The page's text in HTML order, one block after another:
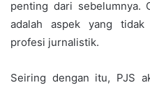
penting dari sebelumnya.
adalah aspek yang tidak
profesi jurnalistik.
Seiring dengan itu, PJS